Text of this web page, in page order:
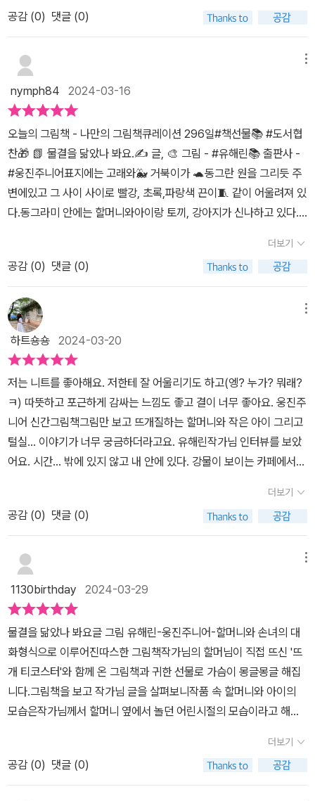
뎌내지 못할 것 같아, 시간이 그대로 멈춘 것처럼 가만히 있고 싶지만
보여준다.이제 내게도 조금씩 보여지는 그 물결모양 주름을 우리아이
들이 발견한다.물결처럼 흐르는 것처럼 서로 다르지만 함께 살아가고
흘러가는 이 시간이 참 소중하구나 느껴진다.반려견과의 이별을 경험
하고 할머니랑 헤어지는 것이 두려운 손녀에게 들려주는 따뜻한 이야
기에 나도 뭉클해진다.같은 시간을 살아가지만, 각자의 시간은 모두
다르다는 것을 인정하고 오늘 하루도 함께 살아가는 것을 감사하게
한다.@woongjin_junior에서 좋은책 보내주셔서 잘 읽었습니다 감
사합니다 <출판사로부터 제공받은 책을 읽고 작성한 주관적인 글입
리고 마음에 따라시간이 흘러가는 느낌은 다 다릅니다시간이라는 거
대한 물결 속에 우리는 어떤 모습으로 살아가고 있을까요?삶 속에서
다양한 사람들과 관계를 맺듯이여러 가지 색의 실들이 엮입니다.그렇
요.함께 만들어낸 시간이 얼마나 아름답다고 소중한지를 보여주네요.
할머니와 영원히 함께 있고 싶어 하는 손녀의 모습에서평생 엄마랑
함께 살겠다던 딸아이가 떠올라슬며시 미소 짓게 되더라고요.할머니
와 손녀의 주고받는 대화체로 풀어낸 이야기라더 따뜻하고 정겹게 느
껴졌습니다.할머니와의 대화도 예쁜 모양으로 남겠지요?털실을 색으
로 물들여 찍어내는판화기법을 사용했다고 하네요.작가의 정성이 느
껴지는 예쁜 그림책입니다.*출판사로부터 책을 제공받아 작성한 주
공감 (0) 댓글 (0)
nymph84 2024-03-16
오늘의 그림책 - 나만의 그림책큐레이션 296일#책선물📚 #도서협
찬🎁 📗 물결을 닮았나 봐요.✍️ 글, 🎨 그림 - #유해린📚 출판사 -
#웅진주니어표지에는 고래와🐳 거북이가 🐢동그란 원을 그리듯 주
변에있고 그 사이 사이로 빨강, 초록,파랑색 끈이🧵 같이 어울려져 있
다.동그라미 안에는 할머니와아이랑 토끼, 강아지가 신나하고 있다.
하루만 살고매미는 일주일을 사는지토끼와 거북이는 얼마나사는지
물었다.할머니는👵 하나하나이야기해 주며우리에게 주어진 시간이
⏳️다 다르다고 흘러간다고 알려주셨다.아이는 그럼 가만히 있겠다며
웅크리고 있다. 이렇게 하면 시간이 가지 않을거라면서🥹어릴적에는
시간이⏰️ 빠르게흘러가길 원했는데지금은 아이처럼 시간이 멈춰지
길🚫 바라고 있는지도모른다.할머니는 조금 난처한듯😟소년에게 조
심스럽게말씀 해주신다.모두의 시간은흐른다고⏰️때론 빠르게, 때론
느리게 지나가지만멈출 수는 없다고🙅‍♂️할머니의 마음을 알아차린아
이는 오르락 내리락하는우리의 삶이 물결을🌊 닮았다고말 한다.그리
고는 자기만의 물결이 있을거라말 한다.😊이 그림책은📗 물결이 흐
르는 방향 처럼우리의 삶도 비슷하다고 얘기한다.각자의 물결대로 흐
르고 또 어울려져살아간다고..☝️✨️ 나의 삶의 물결은 어떻게 흐르고
있나?서로의 물결이 흐르다가 한 곳에 만나어울려지는 삶은 어떻게
어울려지며흘러갈까? 🤔앞으로 흘러 갈 시간들이⏳️ 궁금해진다.🎀
ael_84 #웅진주니어출판사로 부터 도서협찬을 받아 서평을 작성하
였습니다. 감사합니다.#1일1그림책 #신간그림책 #시간 #삶 #물결#
물결을닮았나봐요 #그림책스타그램#그림책마인드셋스토리텔러#마
음약처방
더보기
공감 (0) 댓글 (0)
하트숑숑 2024-03-20
저는 니트를 좋아해요. 저한테 잘 어울리기도 하고(엥? 누가? 뭐래?
ㅋ) 따뜻하고 포근하게 감싸는 느낌도 좋고 결이 너무 좋아요. 웅진주
니어 신간그림책그림만 보고 뜨개질하는 할머니와 작은 아이 그리고
털실... 이야기가 너무 궁금하더라고요. 유해린작가님 인터뷰를 보았
어요. 시간… 밖에 있지 않고 내 안에 있다. 강물이 보이는 카페에서
셨대요. 형태가 없는 시간 서로에게 다르게 주어진 시간 자신만의 속
도와 모양으로 흘러가요. 하지만 결국 그 시간들은 얽히고 엮이는 관
계가 되죠. 우리에게 주어진 시간은 다 달라요. 하루살이는 하루만 살
고 매미는 일주일만 살아요. 토끼는 10년 정도 거북이는 100년 정도
먼저 태어났고 별은 훨씬 오래전부터 있었죠. 직선으로 펼쳐지는 각
자의 시간이 휘어지면서 원이 되는 흰둥이의 시간과 만나는 장면 조
금 울컥했어요. 만남과 이별 시간은 이렇듯 오르락 내리락 물결을 닮
았어요. 시간의 형태를 털실 판화로 표현하신 일러스트가 진짜 압권
이에요 최고최고 ???? 각자의 삶, 우리의 삶 얽히고 엮이는 관계 그
리고 시간을 색색의 털실로 담아낸 따뜻하고 예쁜 그림책 별 아래 구
름, 구름 아래 나무 나무 아래 사는 매미, 깊은 바다에 고래와 멸치. 그
리고 우리 할머니, 흰둥이, 작은아이 아기자기하고 예쁜 그림체와 더
예쁜 작가님의 마음 작가님처럼 쇼팽 녹턴no2 를 들으면서 그림과
더보기
공감 (0) 댓글 (0)
1130birthday 2024-03-29
물결을 닮았나 봐요글 그림 유해린-웅진주니어-할머니와 손녀의 대
화형식으로 이루어진따스한 그림책작가님의 할머님이 직접 뜨신 '뜨
개 티코스터'와 함께 온 그림책과 귀한 선물로 가슴이 몽글몽글 해집
니다.그림책을 보고 작가님 글을 살펴보니작품 속 할머니와 아이의
모습은작가님께서 할머니 옆에서 놀던 어린시절의 모습이라고 해요.
기 위해 한땀 한땀 정성가득한 뜨개 티코스터를 떠주시는 마음 ❤️그
마음이 녹아있고 고스란히 담겨있기에그림책 속 그림과 문장 하나하
나가울림이 가득합니다.할머니와 손녀의 따뜻한 핑퐁'우리에게 주어
더보기
공감 (0) 댓글 (0)